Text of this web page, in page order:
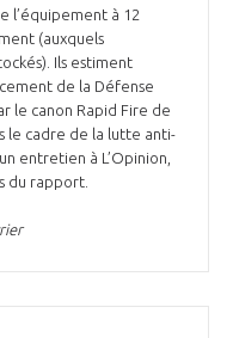
l’équipement à 12
(auxquels
Ils estiment
de la Défense
le canon Rapid Fire de
le cadre de la lutte anti-
entretien à L’Opinion,
du rapport.